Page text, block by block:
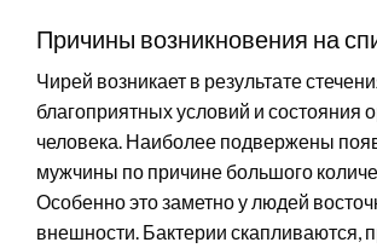
Причины возникновения на
Чирей возникает в результате
благоприятных условий и состояния
человека. Наиболее подвержены
мужчины по причине большого
Особенно это заметно у людей
внешности. Бактерии скапливаются,